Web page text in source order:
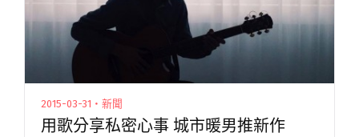
2015-03-31・新聞
用歌分享私密心事 城市暖男推新作